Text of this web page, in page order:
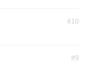
#10
#9